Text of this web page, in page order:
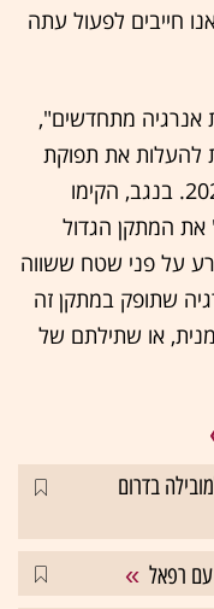
חייבים לפעול עתה
אנרגיה מתחדשים",
להעלות את תפוקת
האנרגיה המתחדשת ב-400% עד 2020. בנגב, הקימו
המתקן הגדול
על פני שטח ששווה
האנרגיה שתופק במתקן זה
פחמנית, או שתילתם של
בדרום
רפאל